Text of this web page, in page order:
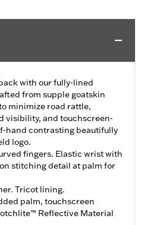
with our fully-lined
from supple goatskin
minimize road rattle,
visibility, and touchscreen-
hand contrasting beautifully
logo.
fingers. Elastic wrist with
stitching detail at palm for
Tricot lining.
palm, touchscreen
Reflective Material